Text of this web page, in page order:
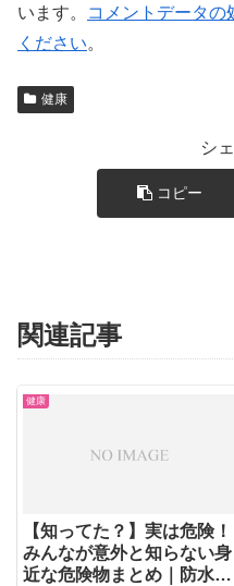
います。
コメントデータの
ください。
健康
シ
コピー
関連記事
健康
【知ってた？】実は危険！
みんなが意外と知らない身
近な危険物まとめ｜防水ス